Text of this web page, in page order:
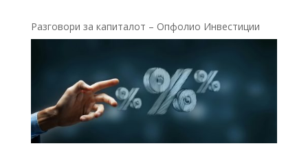
Разговори за капиталот – Опфолио Инвестиции